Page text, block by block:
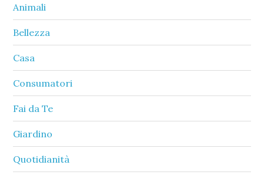
Animali
Bellezza
Casa
Consumatori
Fai da Te
Giardino
Quotidianità